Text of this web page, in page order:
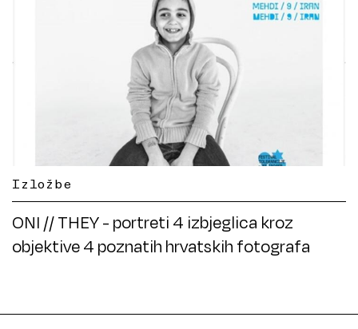
Izložbe
ONI // THEY - portreti 4 izbjeglica kroz
objektive 4 poznatih hrvatskih fotografa